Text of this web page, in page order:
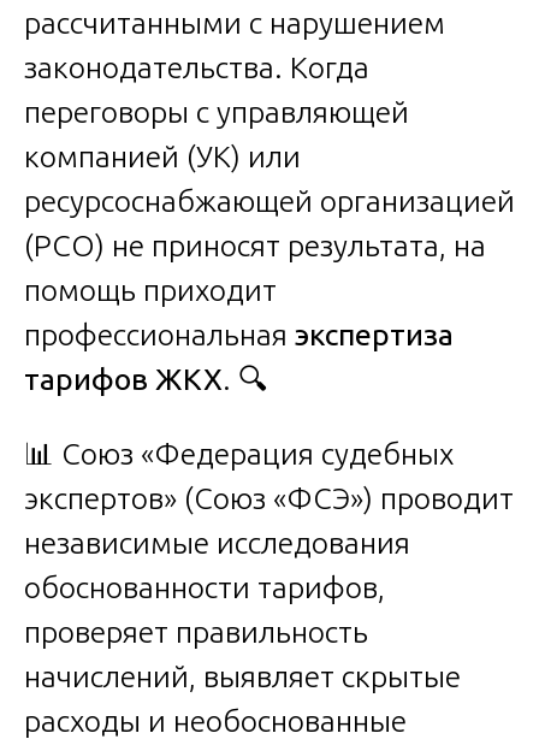
рассчитанными с нарушением
законодательства. Когда
переговоры с управляющей
компанией (УК) или
ресурсоснабжающей организацией
(РСО) не приносят результата, на
помощь приходит
профессиональная экспертиза
тарифов ЖКХ. 🔍
📊 Союз «Федерация судебных
экспертов» (Союз «ФСЭ») проводит
независимые исследования
обоснованности тарифов,
проверяет правильность
начислений, выявляет скрытые
расходы и необоснованные